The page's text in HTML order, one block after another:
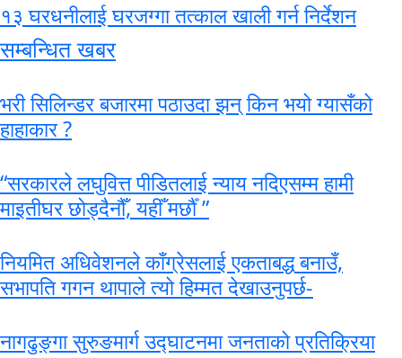
१३ घरधनीलाई घरजग्गा तत्काल खाली गर्न निर्देशन
सम्बन्धित खबर
भरी सिलिन्डर बजारमा पठाउदा झन् किन भयो ग्यासँको
हाहाकार ?
“सरकारले लघुवित्त पीडितलाई न्याय नदिएसम्म हामी
माइतीघर छोड्दैनौँ, यहीँ मर्छौँ ”
नियमित अधिवेशनले काँग्रेसलाई एकताबद्ध बनाउँ,
सभापति गगन थापाले त्यो हिम्मत देखाउनुपर्छ-
नागढुङ्गा सुरुङमार्ग उद्घाटनमा जनताको प्रतिक्रिया